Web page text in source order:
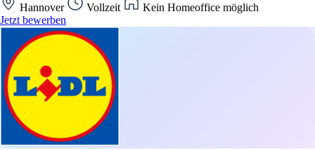
Hannover Vollzeit
Kein Homeoffice möglich
Jetzt bewerben